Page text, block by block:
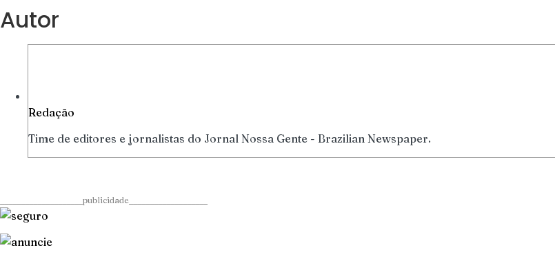
Autor
Redação
Time de editores e jornalistas do Jornal Nossa Gente - Brazilian Newspaper.
____________________publicidade___________________